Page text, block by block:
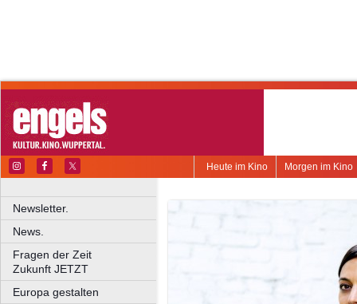
Morgen im Kino
Heute im Kino
Newsletter.
News.
Fragen der Zeit
Zukunft JETZT
Europa gestalten